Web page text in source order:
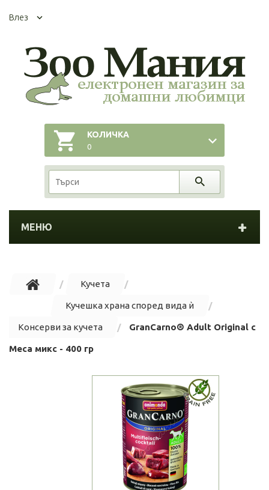
Влез
КОЛИЧКА
0
МЕНЮ
Кучета
Кучешка храна според вида ѝ
Консерви за кучета GranCarno® Adult Original с
Меса микс - 400 гр